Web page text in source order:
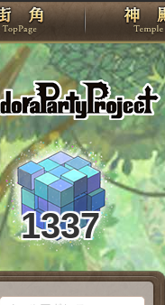
TOP
1337